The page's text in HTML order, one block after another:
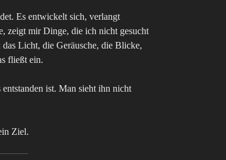
Es entwickelt sich, verlangt
zeigt mir Dinge, die ich nicht gesucht
Licht, die Geräusche, die Blicke,
fließt ein.
ist. Man sieht ihn nicht
Ziel.